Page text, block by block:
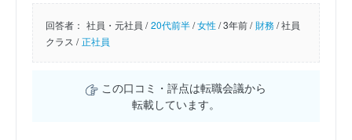
回答者： 社員・元社員 / 20代前半/女性/3年前 / 財務/社員
クラス / 正社員
この口コミ・評点は転職会議から
転載しています。